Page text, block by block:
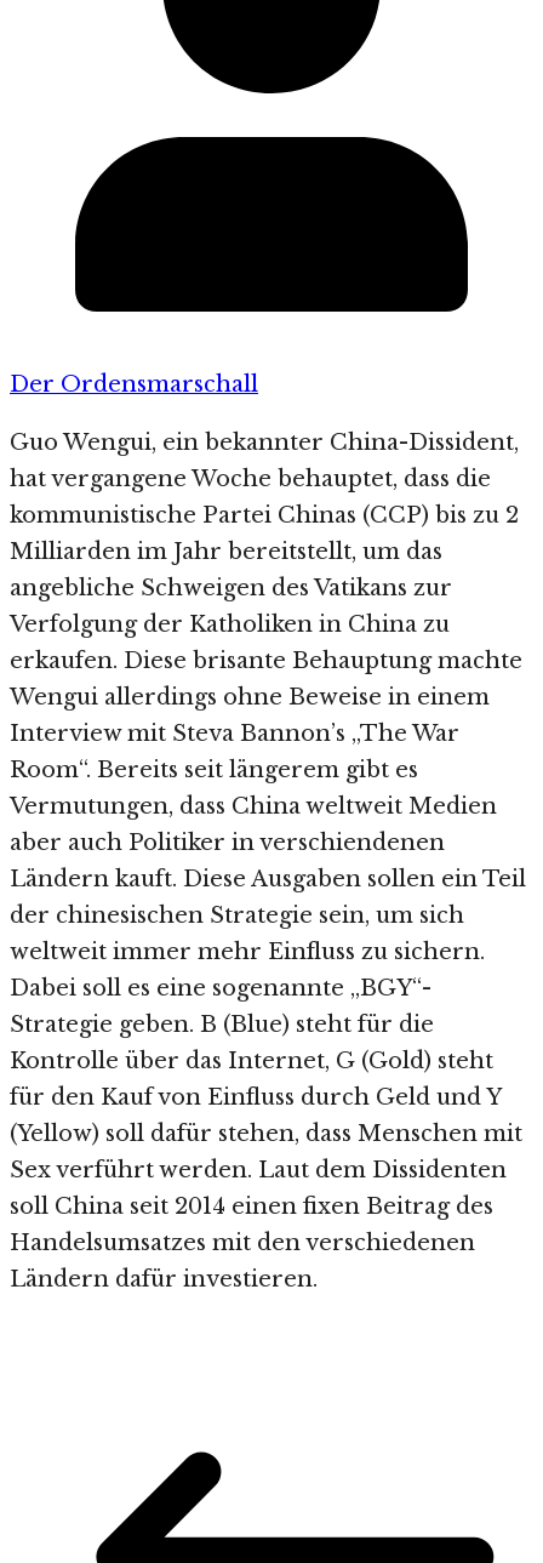
Der Ordensmarschall
Guo Wengui, ein bekannter China-Dissident,
hat vergangene Woche behauptet, dass die
kommunistische Partei Chinas (CCP) bis zu 2
Milliarden im Jahr bereitstellt, um das
angebliche Schweigen des Vatikans zur
Verfolgung der Katholiken in China zu
erkaufen. Diese brisante Behauptung machte
Wengui allerdings ohne Beweise in einem
Interview mit Steva Bannon’s „The War
Room“. Bereits seit längerem gibt es
Vermutungen, dass China weltweit Medien
aber auch Politiker in verschiendenen
Ländern kauft. Diese Ausgaben sollen ein Teil
der chinesischen Strategie sein, um sich
weltweit immer mehr Einfluss zu sichern.
Dabei soll es eine sogenannte „BGY“-
Strategie geben. B (Blue) steht für die
Kontrolle über das Internet, G (Gold) steht
für den Kauf von Einfluss durch Geld und Y
(Yellow) soll dafür stehen, dass Menschen mit
Sex verführt werden. Laut dem Dissidenten
soll China seit 2014 einen fixen Beitrag des
Handelsumsatzes mit den verschiedenen
Ländern dafür investieren.